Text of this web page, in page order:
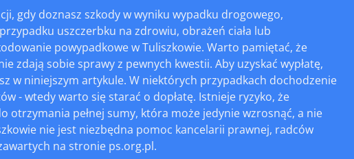
gdy doznasz szkody w wyniku wypadku drogowego,
uszczerbku na zdrowiu, obrażeń ciała lub
powypadkowe w Tuliszkowie. Warto pamiętać, że
zdają sobie sprawy z pewnych kwestii. Aby uzyskać wypłatę,
w niniejszym artykule. W niektórych przypadkach dochodzenie
- wtedy warto się starać o dopłatę. Istnieje ryzyko, że
otrzymania pełnej sumy, która może jedynie wzrosnąć, a nie
nie jest niezbędna pomoc kancelarii prawnej, radców
na stronie ps.org.pl.